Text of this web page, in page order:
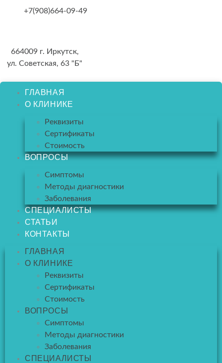
+7(908)664-09-49
664009 г. Иркутск,
ул. Советская, 63 "Б"
ГЛАВНАЯ
О КЛИНИКЕ
Реквизиты
Сертификаты
Стоимость
ВОПРОСЫ
Симптомы
Методы диагностики
Заболевания
СПЕЦИАЛИСТЫ
СТАТЬИ
КОНТАКТЫ
ГЛАВНАЯ
О КЛИНИКЕ
Реквизиты
Сертификаты
Стоимость
ВОПРОСЫ
Симптомы
Методы диагностики
Заболевания
СПЕЦИАЛИСТЫ